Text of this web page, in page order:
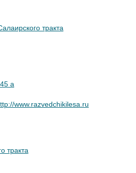
тракта
а
www.razvedchikilesa.ru
тракта